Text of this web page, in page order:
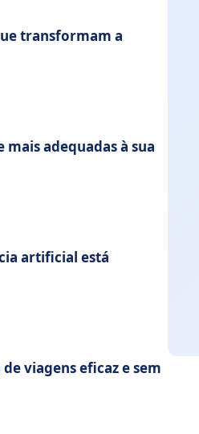
transformam a
adequadas à sua
artificial está
viagens eficaz e sem